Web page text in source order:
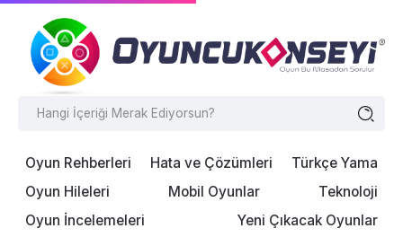
Oyun Rehberleri Hata ve Çözümleri
Türkçe Yama
Oyun Hileleri
Mobil Oyunlar
Teknoloji
Oyun İncelemeleri
Yeni Çıkacak Oyunlar